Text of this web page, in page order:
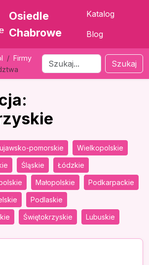
Osiedle
Chabrowe
Katalog
Blog
Firmy
Szukaj
pomorskie Wielkopolskie
Śląskie Łódzkie
Małopolskie Podkarpackie
Podlaskie
Świętokrzyskie Lubuskie